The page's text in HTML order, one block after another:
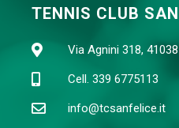
TENNIS CLUB
Via Agnini 318,
Cell. 339 6775113
info@tcsanfelice.it